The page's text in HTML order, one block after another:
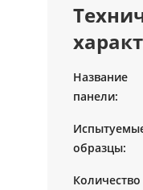
Название
панели:
образцы:
Количество